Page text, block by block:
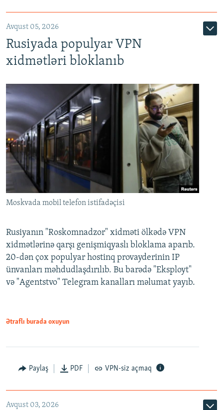
Avqust 05, 2026
Rusiyada populyar VPN
xidmətləri bloklanıb
Moskvada mobil telefon istifadəçisi
Rusiyanın "Roskomnadzor" xidməti ölkədə VPN
xidmətlərinə qarşı genişmiqyaslı bloklama aparıb.
20-dən çox populyar hostinq provayderinin IP
ünvanları məhdudlaşdırılıb. Bu barədə "Eksployt"
və "Agentstvo" Telegram kanalları məlumat yayıb.
Ətraflı burada oxuyun
Paylaş PDF VPN-siz açmaq
Avqust 03, 2026